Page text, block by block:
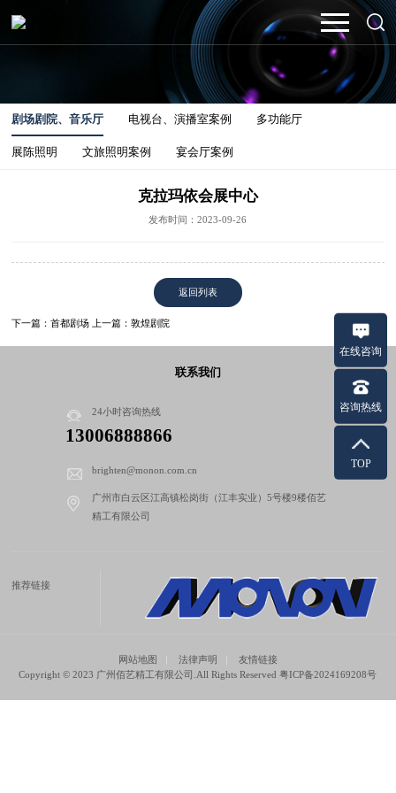
剧场剧院、音乐厅 电视台、演播室案例 多功能厅
展陈照明 文旅照明案例 宴会厅案例
克拉玛依会展中心
发布时间：2023-09-26
返回列表
下一篇：首都剧场 上一篇：敦煌剧院
联系我们
24小时咨询热线
13006888866
brighten@monon.com.cn
广州市白云区江高镇松岗街（江丰实业）5号楼9楼佰艺
精工有限公司
推荐链接
网站地图 法律声明
友情链接
Copyright © 2023 广州佰艺精工有限公司.All Rights Reserved粤ICP备2024169208号
在线咨询
咨询热线
TOP